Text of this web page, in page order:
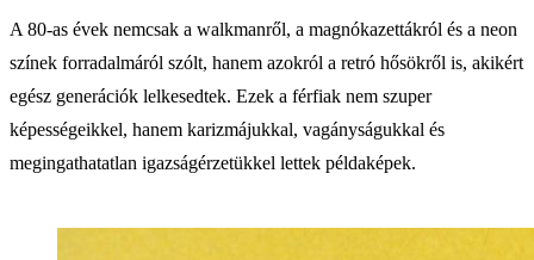
A 80-as évek nemcsak a walkmanről, a magnókazettákról és a neon
színek forradalmáról szólt, hanem azokról a retró hősökről is, akikért
egész generációk lelkesedtek. Ezek a férfiak nem szuper
képességeikkel, hanem karizmájukkal, vagányságukkal és
megingathatatlan igazságérzetükkel lettek példaképek.